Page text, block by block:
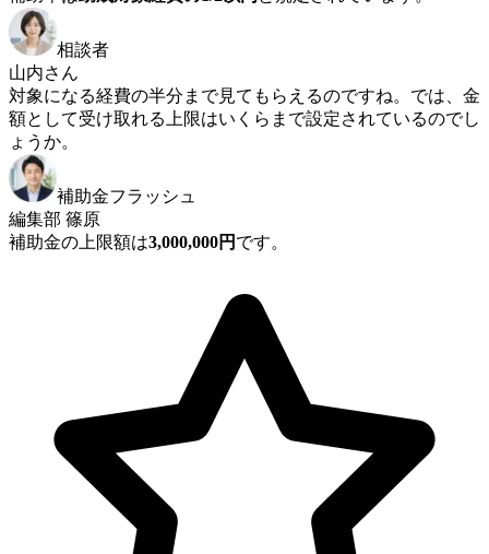
相談者
山内さん
対象になる経費の半分まで見てもらえるのですね。では、金
額として受け取れる上限はいくらまで設定されているのでし
ょうか。
補助金フラッシュ
編集部 篠原
補助金の上限額は3,000,000円 です。